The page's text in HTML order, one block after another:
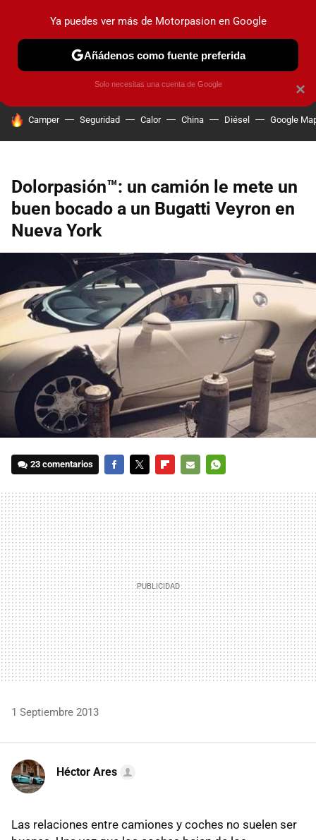
PRUEBAS COCHES ELÉCTRICOS OBSERVATORIO
HOY SE HABLA DE
Camper Seguridad Calor China Diésel Google
Dolorpasión™: un camión le mete un
buen bocado a un Bugatti Veyron en
Nueva York
23 comentarios
MAIL
1 Septiembre 2013
Héctor Ares
Las relaciones entre camiones y coches no suelen ser
×
Ya puedes ver más de Motorpasion en Google
Añádenos como fuente preferida
Solo necesitas una cuenta de Google